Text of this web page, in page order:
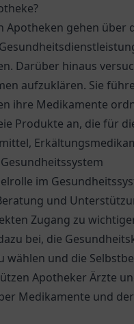
gehen über
Darüber hinaus
aufzuklären. Sie
ihre Medikamente
Produkte an, die für
im
und
Zugang zu
bei, die
wählen und die
Apotheker Ärzte
Medikamente und